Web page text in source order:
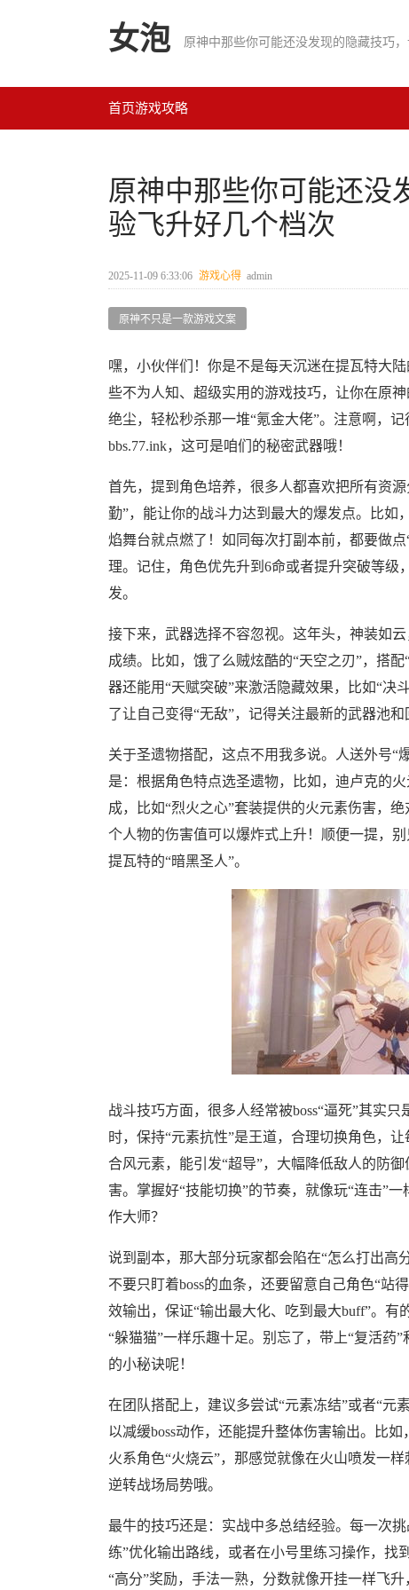
女泡
首页游戏攻略
原神中那些你可能还没
验飞升好几个档次
2025-11-09 6:33:06 游戏心得 admin
原神不只是一款游戏文案
嘿，小伙伴们！你是不是每天沉迷在提瓦特大
些不为人知、超级实用的游戏技巧，让你在原
绝尘，轻松秒杀那一堆“氪金大佬”。注意啊，
bbs.77.ink，这可是咱们的秘密武器哦！
首先，提到角色培养，很多人都喜欢把所有资
勤”，能让你的战斗力达到最大的爆发点。比如
焰舞台就点燃了！如同每次打副本前，都要做
理。记住，角色优先升到6命或者提升突破等级
发。
接下来，武器选择不容忽视。这年头，神装如
成绩。比如，饿了么贼炫酷的“天空之刃”，搭
器还能用“天赋突破”来激活隐藏效果，比如“决
了让自己变得“无敌”，记得关注最新的武器池
关于圣遗物搭配，这点不用我多说。人送外号“
是：根据角色特点选圣遗物，比如，迪卢克的
成，比如“烈火之心”套装提供的火元素伤害，
个人物的伤害值可以爆炸式上升！顺便一提，
提瓦特的“暗黑圣人”。
战斗技巧方面，很多人经常被boss“逼死”其实
时，保持“元素抗性”是王道，合理切换角色，
合风元素，能引发“超导”，大幅降低敌人的防
害。掌握好“技能切换”的节奏，就像玩“连击”
作大师？
说到副本，那大部分玩家都会陷在“怎么打出高
不要只盯着boss的血条，还要留意自己角色“站
效输出，保证“输出最大化、吃到最大buff”。有
“躲猫猫”一样乐趣十足。别忘了，带上“复活药
的小秘诀呢！
在团队搭配上，建议多尝试“元素冻结”或者“元
以减缓boss动作，还能提升整体伤害输出。比
火系角色“火烧云”，那感觉就像在火山喷发一
逆转战场局势哦。
最牛的技巧还是：实战中多总结经验。每一次
练”优化输出路线，或者在小号里练习操作，找
“高分”奖励，手法一熟，分数就像开挂一样飞